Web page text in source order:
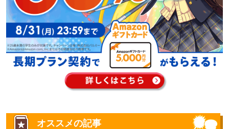
オススメの記事